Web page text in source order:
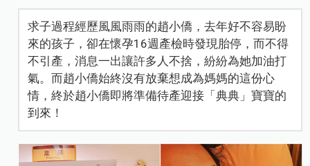
求子過程經歷風風雨雨的趙小僑，去年好不容易盼
來的孩子，卻在懷孕16週產檢時發現胎停，而不得
不引產，消息一出讓許多人不捨，紛紛為她加油打
氣。而趙小僑始終沒有放棄想成為媽媽的這份心
情，終於趙小僑即將準備待產迎接「典典」寶寶的
到來！